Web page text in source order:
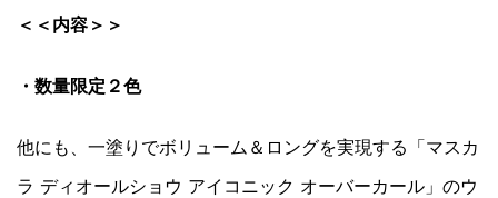
＜＜内容＞＞
・数量限定２色
他にも、一塗りでボリューム＆ロングを実現する「マスカ
ラ ディオールショウ アイコニック オーバーカール」のウ